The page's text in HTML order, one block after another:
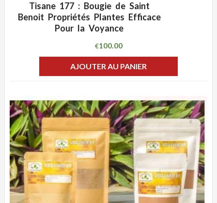
ADD WISHLIST
Tisane 177 : Bougie de Saint
Benoit Propriétés Plantes Efficace
Pour la Voyance
€100.00
AJOUTER AU PANIER